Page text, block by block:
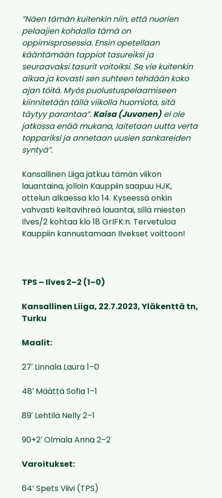
”Näen tämän kuitenkin niin, että nuorien
pelaajien kohdalla tämä on
oppimisprosessia. Ensin opetellaan
kääntämään tappiot tasureiksi ja
seuraavaksi tasurit voitoiksi. Se vie kuitenkin
aikaa ja kovasti sen suhteen tehdään koko
ajan töitä. Myös puolustuspelaamiseen
kiinnitetään tällä viikolla huomiota, sitä
täytyy parantaa”. Kaisa (Juvonen) ei ole
jatkossa enää mukana, laitetaan uutta verta
toppariksi ja annetaan uusien sankareiden
syntyä”.
Kansallinen Liiga jatkuu tämän viikon
lauantaina, jolloin Kauppiin saapuu HJK,
ottelun alkaessa klo 14. Kyseessä onkin
vahvasti keltavihreä lauantai, sillä miesten
Ilves/2 kohtaa klo 18 GrIFK:n. Tervetuloa
Kauppiin kannustamaan Ilvekset voittoon!
TPS – Ilves 2–2 (1–0)
Kansallinen Liiga, 22.7.2023, Yläkenttä tn,
Turku
Maalit:
27′ Linnala Laura 1–0
48′ Määttä Sofia 1–1
89′ Lehtilä Nelly 2–1
90+2′ Olmala Anna 2–2
Varoitukset:
64’ Spets Viivi (TPS)